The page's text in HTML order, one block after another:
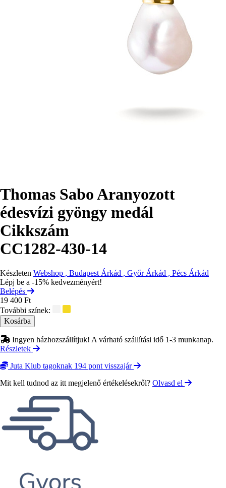
Thomas Sabo Aranyozott
édesvízi gyöngy medál
Cikkszám
CC1282-430-14
Készleten Webshop , Budapest Árkád , Győr Árkád , Pécs Árkád
Lépj be a -15% kedvezményért!
Belépés
19 400 Ft
További színek:
Ingyen házhozszállítjuk! A várható szállítási idő 1-3 munkanap.
Részletek
Juta Klub tagoknak 194 pont visszajár
Mit kell tudnod az itt megjelenő értékelésekről? Olvasd el